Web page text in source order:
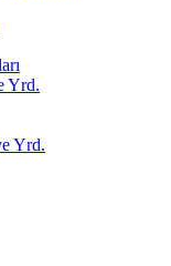
Yrd.
Yrd.